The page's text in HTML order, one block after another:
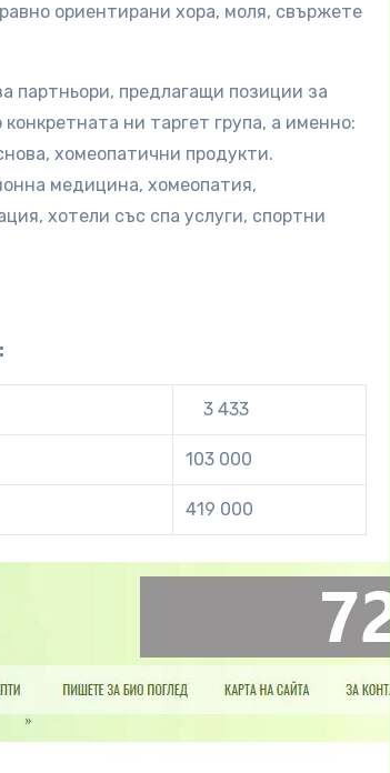
ориентирани хора, моля, свържете
партньори, предлагащи позиции за
ни таргет група, а именно:
хомеопатични продукти.
медицина, хомеопатия,
хотели със спа услуги, спортни
3 433
103 000
419 000